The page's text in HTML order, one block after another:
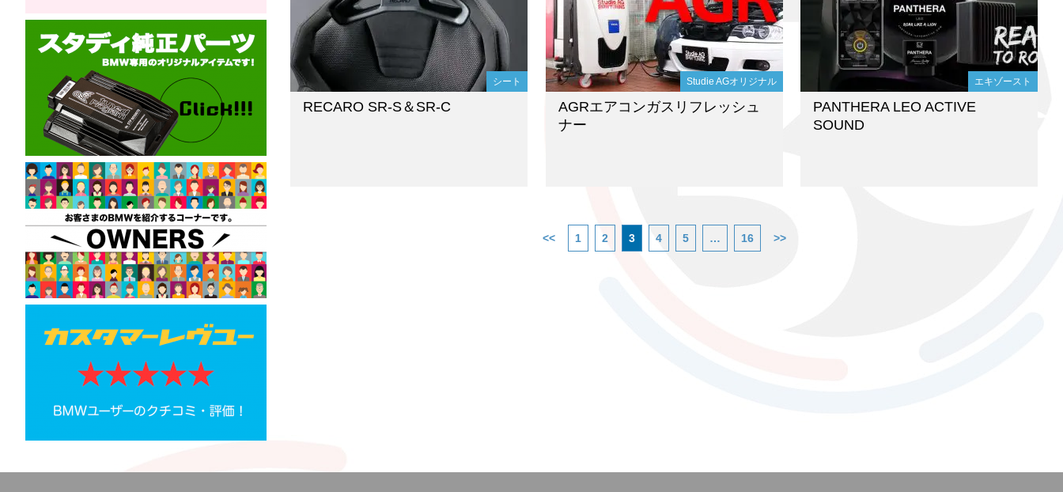
シート
RECARO SR-S＆SR-C
Studie AGオリジナル
AGRエアコンガスリフレッシュ
ナー
エキゾースト
PANTHERA LEO ACTIVE
SOUND
<< 1 2 3 4 5 … 16 >>